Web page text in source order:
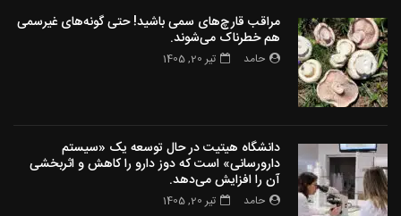
مراقب قارچ‌های سمی باشید! حتی گونه‌های غیرسمی
هم خطرناک می‌شوند.
حامد تیر 20, 1405
دانشگاه هیتیت در حال توسعه یک «سیستم
دارورسانی» است که دوز دارو را کاهش و اثربخشی
آن را افزایش می‌دهد.
حامد تیر 20, 1405